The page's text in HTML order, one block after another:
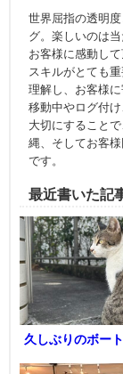
世界屈指の透明
グ。楽しいのは当
お客様に感動し
スキルがとても
理解し、お客様
移動中やログ付
大切にすること
縄、そしてお客
です。
最近書いた記
久しぶりのボート